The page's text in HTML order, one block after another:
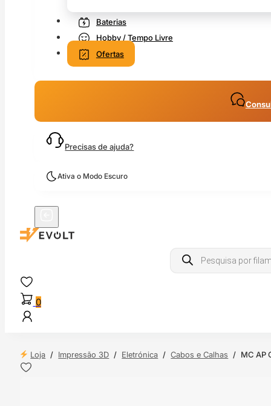
Baterias
Hobby / Tempo Livre
Ofertas
Precisas de ajuda?
Ativa o Modo Escuro
Products
search
0
Loja / Impressão 3D / Eletrónica / Cabos e Calhas / MC AP